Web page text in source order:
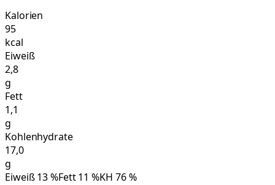
Kalorien
95
kcal
Eiweiß
2,8
g
Fett
1,1
g
Kohlenhydrate
17,0
g
Eiweiß13%Fett11 %KH 76%